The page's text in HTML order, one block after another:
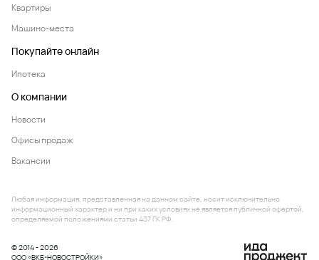
Квартиры
Машино-места
Покупайте онлайн
Ипотека
О компании
Новости
Офисы продаж
Вакансии
© 2014 - 2026
ООО «ВКБ-НОВОСТРОЙКИ»
Любая информация, представленная на данном сайте, носит исключительно
информационный характер и ни при каких условиях не является публичной офертой,
определяемой положениями статьи 437 ГК РФ.